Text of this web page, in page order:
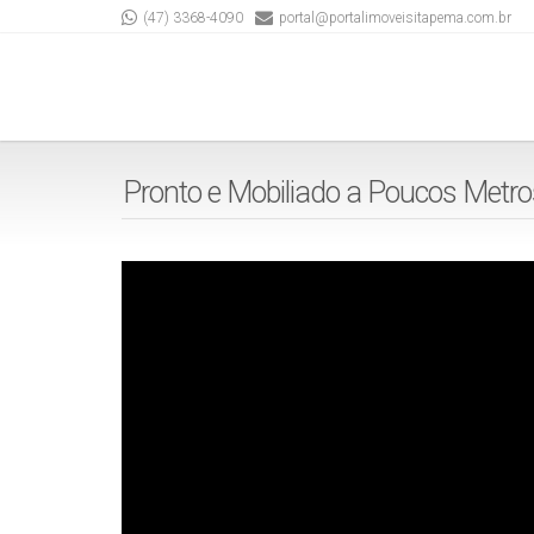
(47) 3368-4090 portal@portalimoveisitapema.com.br
Pronto e Mobiliado a Poucos